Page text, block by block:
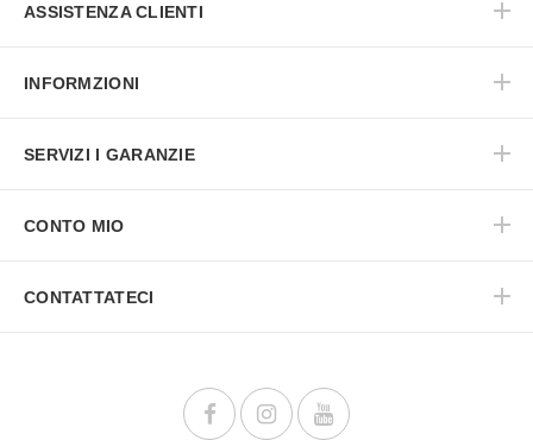
ASSISTENZA CLIENTI
INFORMZIONI
SERVIZI I GARANZIE
CONTO MIO
CONTATTATECI